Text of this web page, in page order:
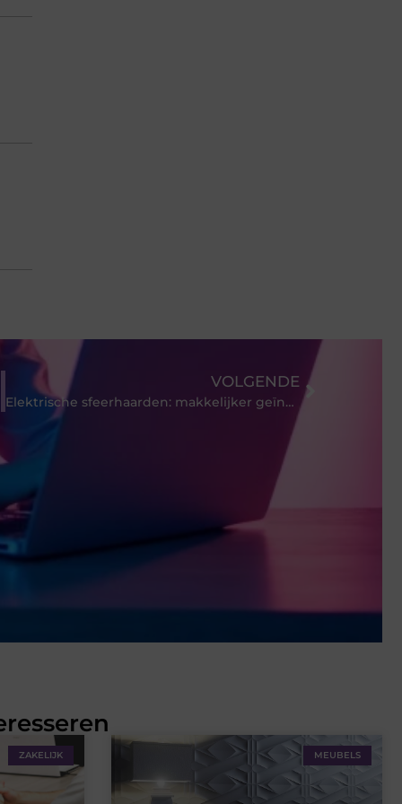
VOLGENDE
Elektrische sfeerhaarden: makkelijker geïnstalleerd dan je denkt!
ZAKELIJK MEUBELS